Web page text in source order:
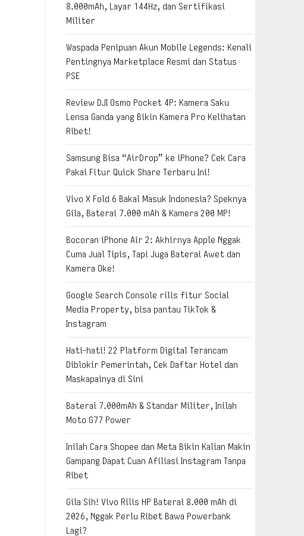
8.000mAh, Layar 144Hz, dan Sertifikasi
Militer
Waspada Penipuan Akun Mobile Legends: Kenali
Pentingnya Marketplace Resmi dan Status
PSE
Review DJI Osmo Pocket 4P: Kamera Saku
Lensa Ganda yang Bikin Kamera Pro Kelihatan
Ribet!
Samsung Bisa “AirDrop” ke iPhone? Cek Cara
Pakai Fitur Quick Share Terbaru Ini!
Vivo X Fold 6 Bakal Masuk Indonesia? Speknya
Gila, Baterai 7.000 mAh & Kamera 200 MP!
Bocoran iPhone Air 2: Akhirnya Apple Nggak
Cuma Jual Tipis, Tapi Juga Baterai Awet dan
Kamera Oke!
Google Search Console rilis fitur Social
Media Property, bisa pantau TikTok &
Instagram
Hati-hati! 22 Platform Digital Terancam
Diblokir Pemerintah, Cek Daftar Hotel dan
Maskapainya di Sini
Baterai 7.000mAh & Standar Militer, Inilah
Moto G77 Power
Inilah Cara Shopee dan Meta Bikin Kalian Makin
Gampang Dapat Cuan Afiliasi Instagram Tanpa
Ribet
Gila Sih! Vivo Rilis HP Baterai 8.000 mAh di
2026, Nggak Perlu Ribet Bawa Powerbank
Lagi?